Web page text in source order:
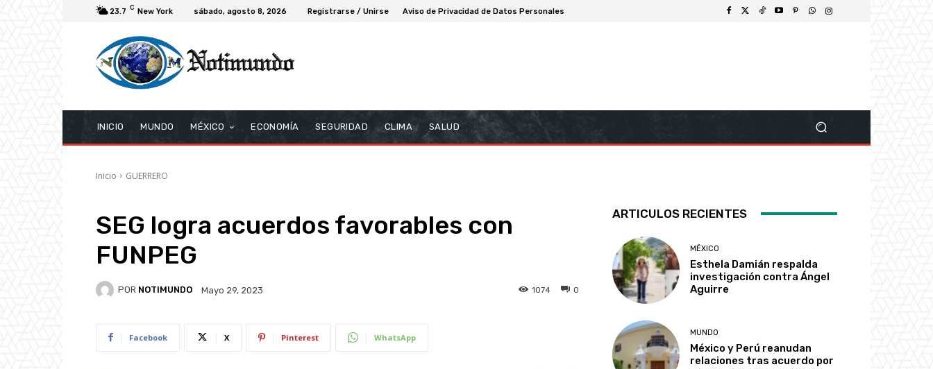
23.7 C New York sábado, agosto 8, 2026 Registrarse / Unirse Aviso de Privacidad de Datos Personales
INICIO MUNDO MÉXICO ECONOMÍA SEGURIDAD CLIMA SALUD
Inicio GUERRERO
SEG logra acuerdos favorables con
FUNPEG
POR NOTIMUNDO Mayo 29, 2023 0
1074
Facebook X Pinterest WhatsApp
ARTICULOS RECIENTES
MÉXICO
Esthela Damián respalda
investigación contra Ángel
Aguirre
MUNDO
México y Perú reanudan
relaciones tras acuerdo por